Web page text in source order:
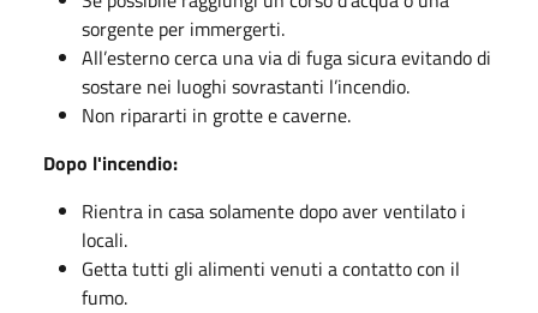
sorgente per immergerti.
All’esterno cerca una via di fuga sicura evitando di
sostare nei luoghi sovrastanti l’incendio.
Non ripararti in grotte e caverne.
Dopo l'incendio:
Rientra in casa solamente dopo aver ventilato i
locali.
Getta tutti gli alimenti venuti a contatto con il
fumo.